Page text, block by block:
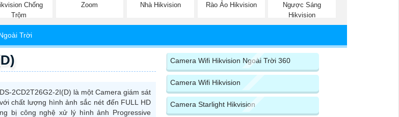
Chống
Trộm
Zoom
Nhà Hikvision
Rào Ảo Hikvision
Ngược Sáng
Hikvision
Trời
2CD2T26G2-2I(D) là một Camera giám sát
chất lượng hình ảnh sắc nét đến FULL HD
bị công nghệ xử lý hình ảnh Progressive
Camera Wifi Hikvision Ngoài Trời 360
Camera Wifi Hikvision
Camera Starlight Hikvision